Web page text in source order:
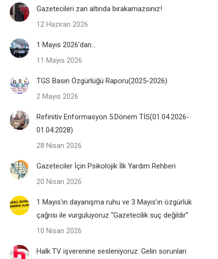
Gazetecileri zan altında bırakamazsınız!
12 Haziran 2026
1 Mayıs 2026’dan…
11 Mayıs 2026
TGS Basın Özgürlüğü Raporu(2025-2026)
2 Mayıs 2026
Refinitiv Enformasyon 5.Dönem TİS(01.04.2026-
01.04.2028)
28 Nisan 2026
Gazeteciler İçin Psikolojik İlk Yardım Rehberi
20 Nisan 2026
1 Mayıs’ın dayanışma ruhu ve 3 Mayıs’ın özgürlük
çağrısı ile vurguluyoruz “Gazetecilik suç değildir”
10 Nisan 2026
Halk TV işverenine sesleniyoruz: Gelin sorunları